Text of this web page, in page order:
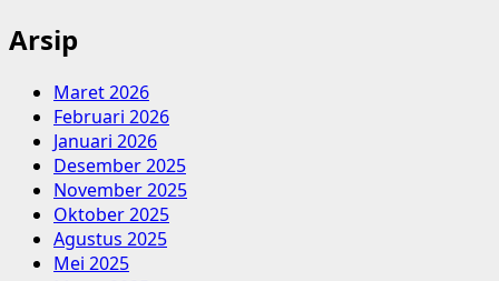
Arsip
Maret 2026
Februari 2026
Januari 2026
Desember 2025
November 2025
Oktober 2025
Agustus 2025
Mei 2025